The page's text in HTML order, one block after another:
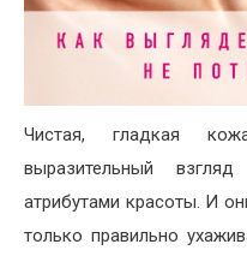
Чистая, гладкая
выразительный
атрибутами красоты. И
только правильно